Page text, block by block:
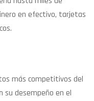
en efectivo, tarjetas
más competitivos del
su desempeño en el